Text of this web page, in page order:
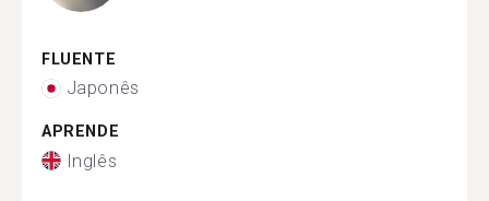
FLUENTE
Japonês
APRENDE
Inglês